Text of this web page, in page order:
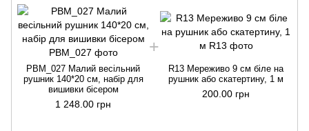
РВМ_027 Малий весільний
рушник 140*20 см, набір для
вишивки бісером
1 248.00 грн
R13 Мереживо 9 см біле на
рушник або скатертину, 1 м
200.00 грн